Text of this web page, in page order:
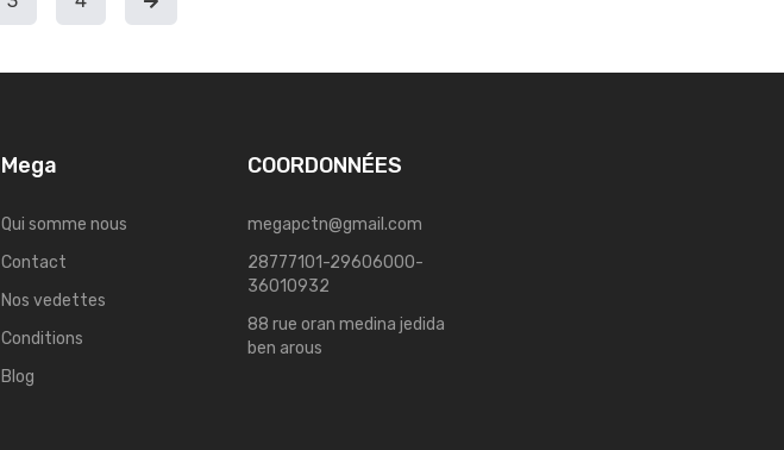
Mega
Qui somme nous
Contact
Nos vedettes
Conditions
Blog
COORDONNÉES
megapctn@gmail.com
28777101-29606000-
36010932
88 rue oran medina jedida
ben arous